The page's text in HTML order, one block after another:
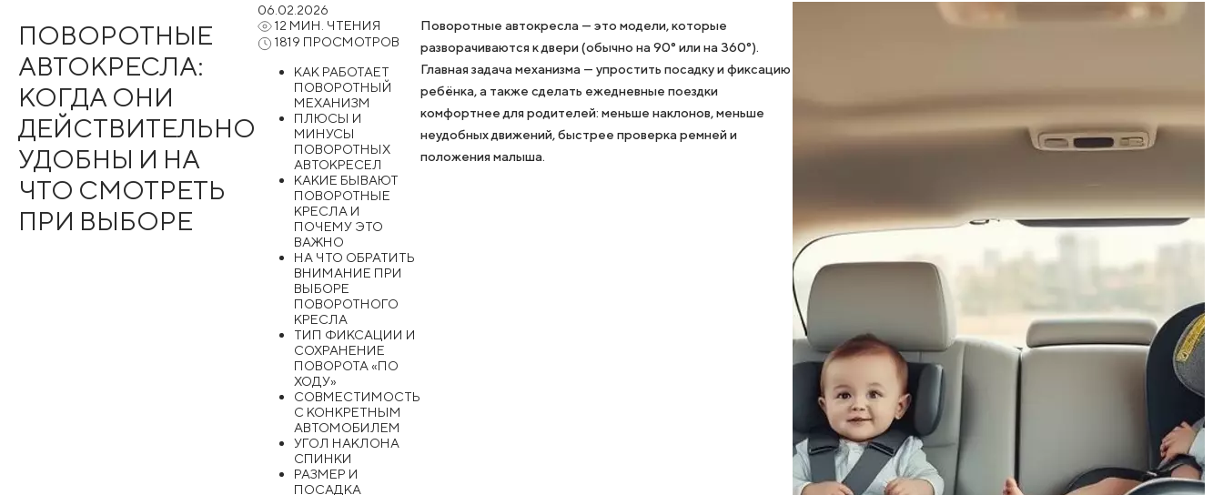
ПОВОРОТНЫЕ
АВТОКРЕСЛА:
КОГДА ОНИ
ДЕЙСТВИТЕЛЬНО
УДОБНЫ И НА
ЧТО СМОТРЕТЬ
ПРИ ВЫБОРЕ
06.02.2026
12 МИН. ЧТЕНИЯ
1819 ПРОСМОТРОВ
КАК РАБОТАЕТ
ПОВОРОТНЫЙ
МЕХАНИЗМ
ПЛЮСЫ И
МИНУСЫ
ПОВОРОТНЫХ
АВТОКРЕСЕЛ
КАКИЕ БЫВАЮТ
ПОВОРОТНЫЕ
КРЕСЛА И
ПОЧЕМУ ЭТО
ВАЖНО
НА ЧТО ОБРАТИТЬ
ВНИМАНИЕ ПРИ
ВЫБОРЕ
ПОВОРОТНОГО
КРЕСЛА
ТИП ФИКСАЦИИ И
СОХРАНЕНИЕ
ПОВОРОТА «ПО
ХОДУ»
СОВМЕСТИМОСТЬ
С КОНКРЕТНЫМ
АВТОМОБИЛЕМ
УГОЛ НАКЛОНА
СПИНКИ
РАЗМЕР И
ПОСАДКА
Поворотные автокресла — это модели, которые
разворачиваются к двери (обычно на 90° или на 360°).
Главная задача механизма — упростить посадку и фиксацию
ребёнка, а также сделать ежедневные поездки
комфортнее для родителей: меньше наклонов, меньше
неудобных движений, быстрее проверка ремней и
положения малыша.